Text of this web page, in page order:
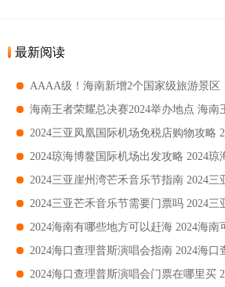
最新阅读
AAAA级！海南新增2个国家级旅游景区